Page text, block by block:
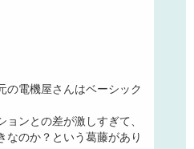
の電機屋さんはベーシック
ョンとの差が激しすぎて、
なのか？という葛藤があり